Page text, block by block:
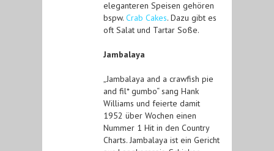
eleganteren Speisen gehören
bspw. Crab Cakes. Dazu gibt es
oft Salat und Tartar Soße.
Jambalaya
„Jambalaya and a crawfish pie
and fil* gumbo“ sang Hank
Williams und feierte damit
1952 über Wochen einen
Nummer 1 Hit in den Country
Charts. Jambalaya ist ein Gericht